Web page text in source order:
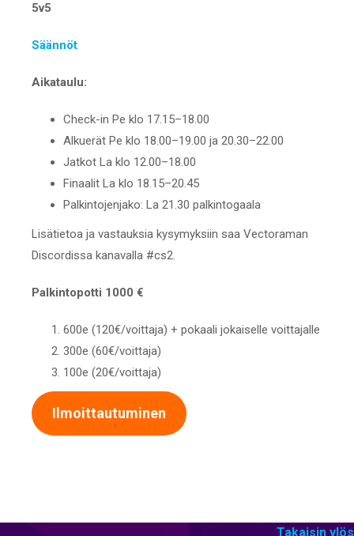
5v5
Säännöt
Aikataulu:
Check-in Pe klo 17.15–18.00
Alkuerät Pe klo 18.00–19.00 ja 20.30–22.00
Jatkot La klo 12.00–18.00
Finaalit La klo 18.15–20.45
Palkintojenjako: La 21.30 palkintogaala
Lisätietoa ja vastauksia kysymyksiin saa Vectoraman
Discordissa kanavalla #cs2.
Palkintopotti 1000 €
600e (120€/voittaja) + pokaali jokaiselle voittajalle
300e (60€/voittaja)
100e (20€/voittaja)
Ilmoittautuminen
Takaisin ylös